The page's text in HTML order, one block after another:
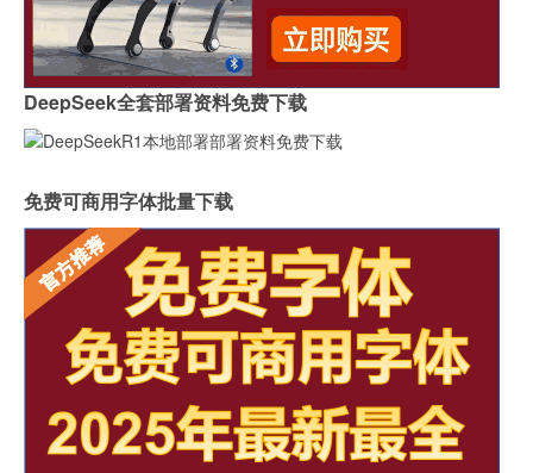
DeepSeek全套部署资料免费下载
免费可商用字体批量下载